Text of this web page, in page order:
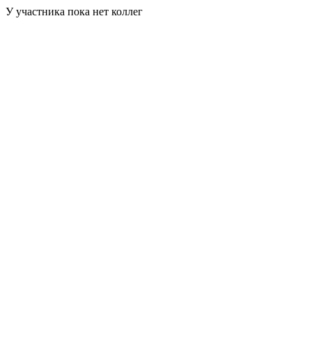
У участника пока нет коллег